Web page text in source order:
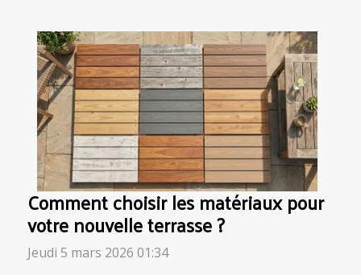
Comment choisir les matériaux pour
votre nouvelle terrasse ?
Jeudi 5 mars 2026 01:34